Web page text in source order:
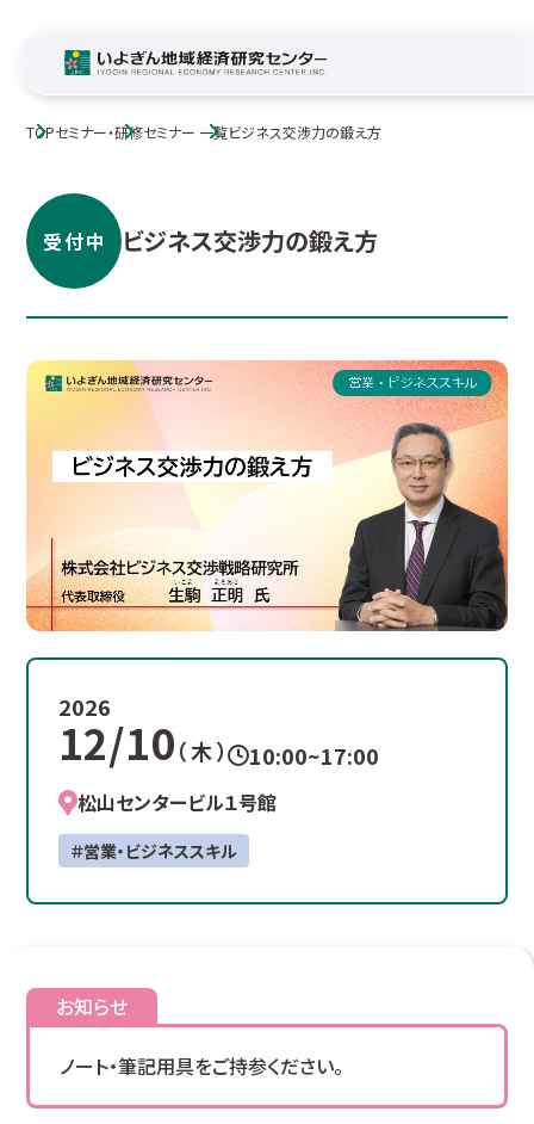
TOPセミナー・研修セミナー 一覧ビジネス交渉力の鍛え方
受付中 ビジネス交渉力の鍛え方
2026
12/10（ 木 ） 10:00~17:00
松山センタービル１号館
＃営業・ビジネススキル
お知らせ
ノート・筆記用具をご持参ください。